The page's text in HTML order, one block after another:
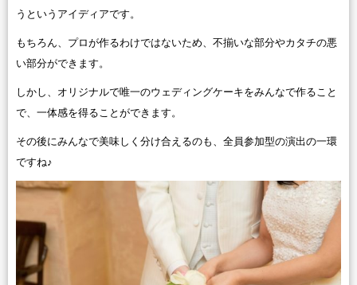
うというアイディアです。
もちろん、プロが作るわけではないため、不揃いな部分やカタチの悪
い部分ができます。
しかし、オリジナルで唯一のウェディングケーキをみんなで作ること
で、一体感を得ることができます。
その後にみんなで美味しく分け合えるのも、全員参加型の演出の一環
ですね♪